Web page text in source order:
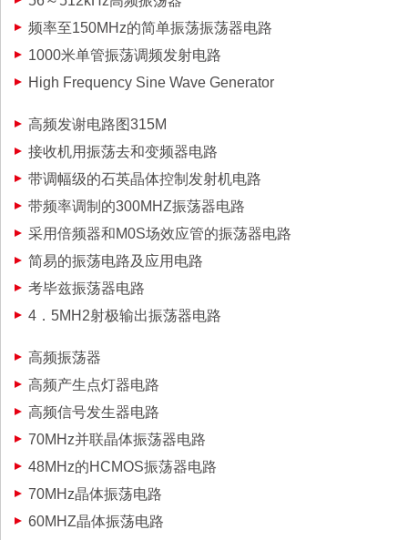
频率至150MHz的简单振荡振荡器电路
1000米单管振荡调频发射电路
High Frequency Sine Wave Generator
高频发谢电路图315M
接收机用振荡去和变频器电路
带调幅级的石英晶体控制发射机电路
带频率调制的300MHZ振荡器电路
采用倍频器和M0S场效应管的振荡器电路
简易的振荡电路及应用电路
考毕兹振荡器电路
4．5MH2射极输出振荡器电路
高频振荡器
高频产生点灯器电路
高频信号发生器电路
70MHz并联晶体振荡器电路
48MHz的HCMOS振荡器电路
70MHz晶体振荡电路
60MHZ晶体振荡电路